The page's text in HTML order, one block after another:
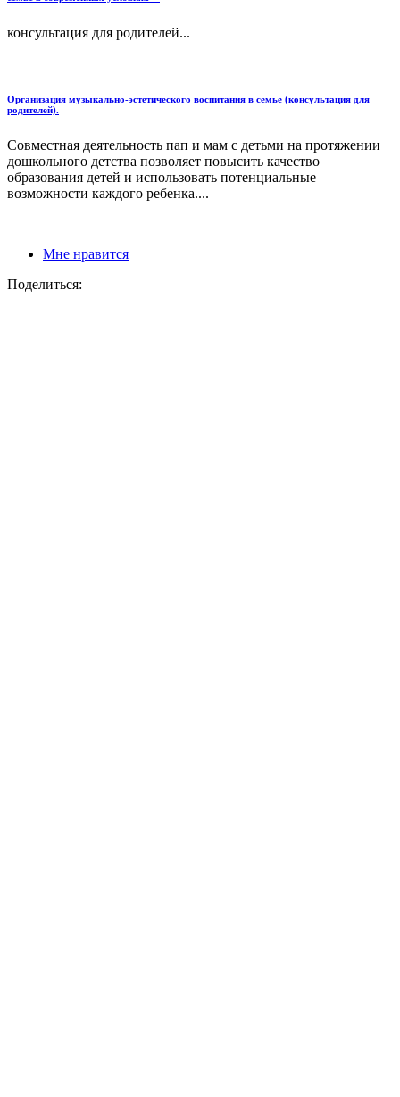
консультация для родителей...
Организация музыкально-эстетического воспитания в семье (консультация для
родителей).
Совместная деятельность пап и мам с детьми на протяжении
дошкольного детства позволяет повысить качество
образования детей и использовать потенциальные
возможности каждого ребенка....
Мне нравится
Поделиться: